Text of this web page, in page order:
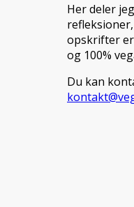
Her deler
opskrifter
og 100%
Du kan